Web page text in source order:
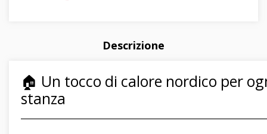
Descrizione
🏠 Un tocco di calore nordico per
stanza